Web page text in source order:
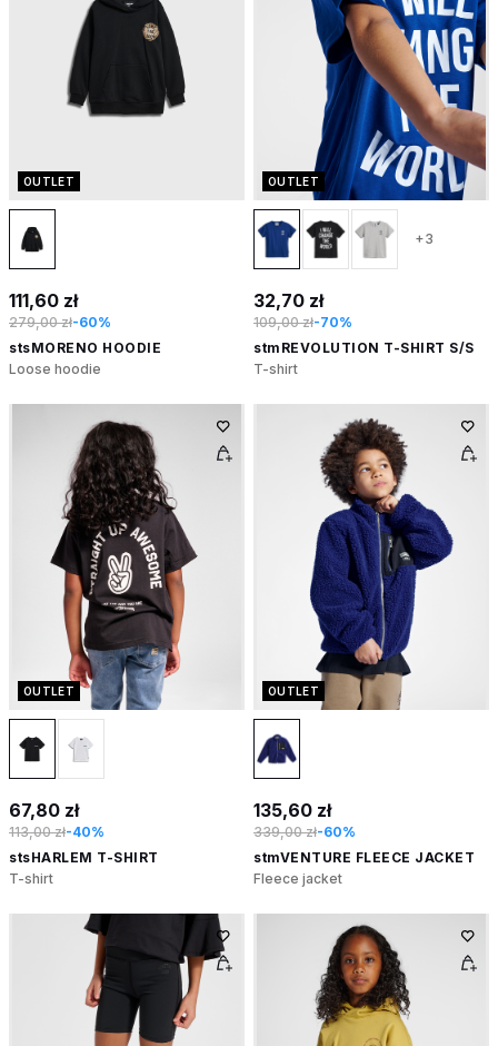
OUTLET
111,60 zł
279,00 zł-60%
stsMORENO HOODIE
Loose hoodie
OUTLET
+3
32,70 zł
109,00 zł-70%
stmREVOLUTION T-SHIRT S/S
T-shirt
OUTLET
67,80 zł
113,00 zł-40%
stsHARLEM T-SHIRT
T-shirt
OUTLET
135,60 zł
339,00 zł-60%
stmVENTURE FLEECE JACKET
Fleece jacket